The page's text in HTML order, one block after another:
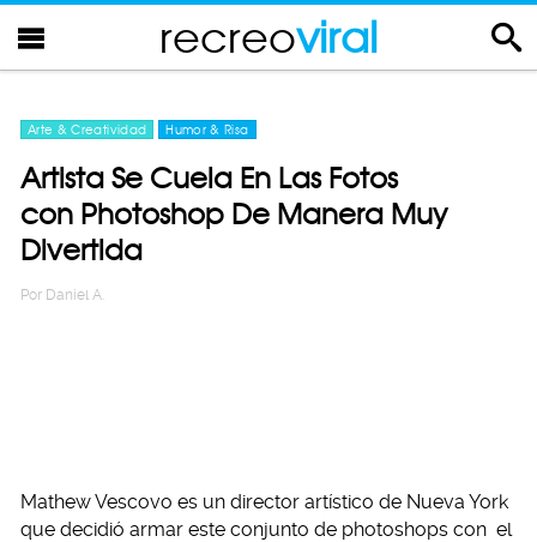
recreoviral
Arte & Creatividad Humor & Risa
Artista Se Cuela En Las Fotos
con Photoshop De Manera Muy
Divertida
Por Daniel A.
Mathew Vescovo es un director artístico de Nueva York
que decidió armar este conjunto de photoshops con el